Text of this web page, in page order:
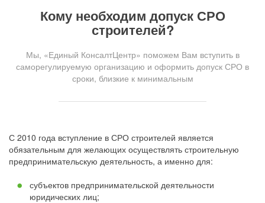
Кому необходим допуск СРО
строителей?
Мы, «Единый КонсалтЦентр» поможем Вам вступить в
саморегулируемую организацию и оформить допуск СРО в
сроки, близкие к минимальным
С 2010 года вступление в СРО строителей является
обязательным для желающих осуществлять строительную
предпринимательскую деятельность, а именно для:
субъектов предпринимательской деятельности
юридических лиц;